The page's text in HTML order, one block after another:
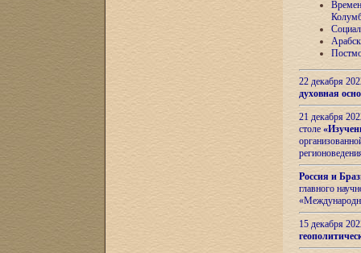
22 декабря
духовная
21 декабря
столе
Россия и
главного
15 декабря